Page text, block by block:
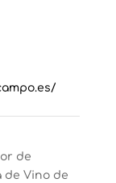
de
de Vino de